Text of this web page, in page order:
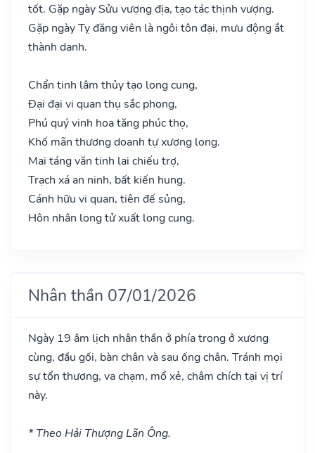
tốt. Gặp ngày Sửu vượng địa, tạo tác thịnh vượng.
Gặp ngày Tỵ đăng viên là ngôi tôn đại, mưu động ắt
thành danh.
Chẩn tinh lâm thủy tạo long cung,
Đại đại vi quan thụ sắc phong,
Phú quý vinh hoa tăng phúc thọ,
Khố mãn thương doanh tự xương long.
Mai táng văn tinh lai chiếu trợ,
Trạch xá an ninh, bất kiến hung.
Cánh hữu vi quan, tiên đế sủng,
Hôn nhân long tử xuất long cung.
Nhân thần 07/01/2026
Ngày 19 âm lịch nhân thần ở phía trong ở xương
cùng, đầu gối, bàn chân và sau ống chân. Tránh mọi
sự tổn thương, va chạm, mổ xẻ, châm chích tại vị trí
này.
* Theo Hải Thượng Lãn Ông.